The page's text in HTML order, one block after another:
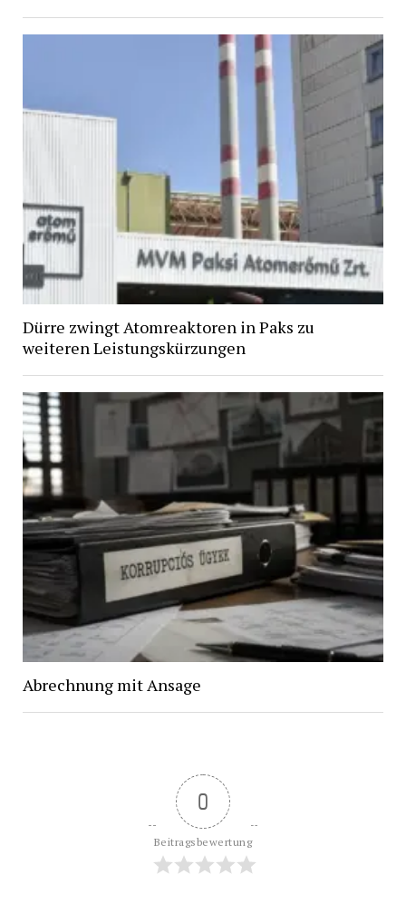
Dürre zwingt Atomreaktoren in Paks zu
weiteren Leistungskürzungen
Abrechnung mit Ansage
0
Beitragsbewertung